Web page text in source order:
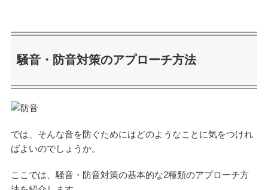
騒音・防音対策のアプローチ方法
では、そんな音を防ぐためにはどのようなことに気をつけれ
ばよいのでしょうか。
ここでは、騒音・防音対策の基本的な2種類のアプローチ方